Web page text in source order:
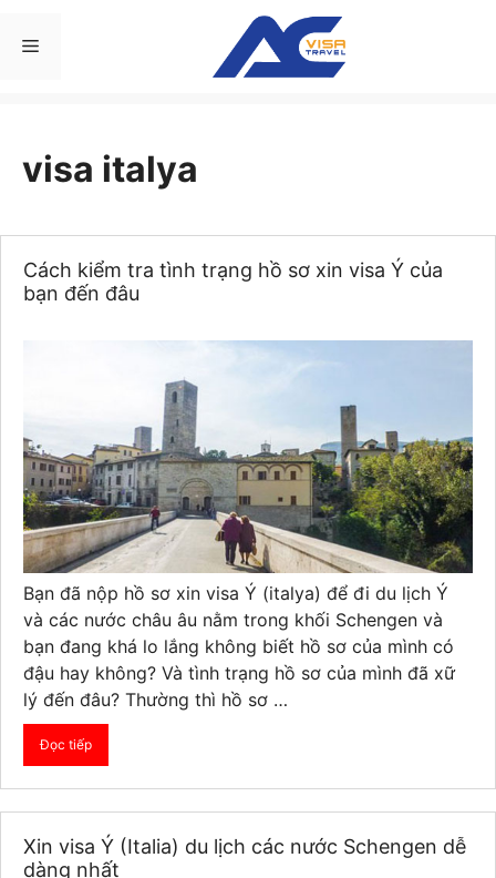
đến Menu
visa italya
Cách kiểm tra tình trạng hồ sơ xin visa Ý của
bạn đến đâu
Bạn đã nộp hồ sơ xin visa Ý (italya) để đi du lịch Ý
và các nước châu âu nằm trong khối Schengen và
bạn đang khá lo lắng không biết hồ sơ của mình có
đậu hay không? Và tình trạng hồ sơ của mình đã xữ
lý đến đâu? Thường thì hồ sơ …
Đọc tiếp
Xin visa Ý (Italia) du lịch các nước Schengen dễ
dàng nhất